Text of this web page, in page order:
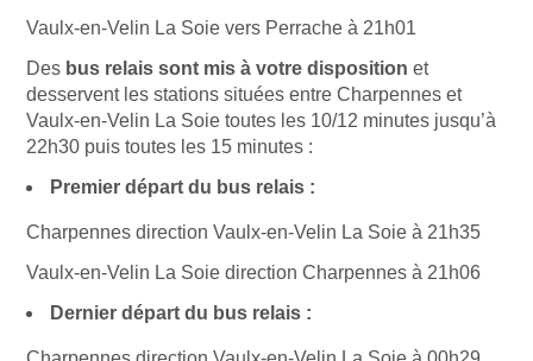
Vaulx-en-Velin La Soie vers Perrache à 21h01
Des bus relais sont mis à votre disposition et
desservent les stations situées entre Charpennes et
Vaulx-en-Velin La Soie toutes les 10/12 minutes jusqu’à
22h30 puis toutes les 15 minutes :
Premier départ du bus relais :
Charpennes direction Vaulx-en-Velin La Soie à 21h35
Vaulx-en-Velin La Soie direction Charpennes à 21h06
Dernier départ du bus relais :